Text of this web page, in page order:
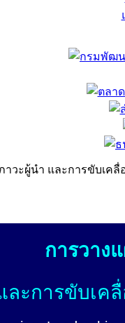
าวะผู้นำ และการขับเคลื่
การวาง
ละการขับเค